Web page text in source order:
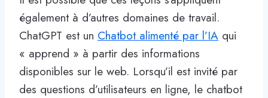
également à d’autres domaines de travail.
ChatGPT est un Chatbot alimenté par l’IA qui
« apprend » à partir des informations
disponibles sur le web. Lorsqu’il est invité par
des questions d’utilisateurs en ligne, le chatbot